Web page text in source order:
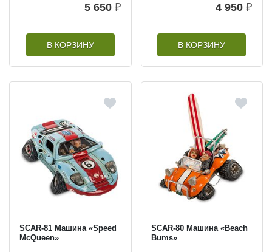
5 650 ₽
В КОРЗИНУ
4 950 ₽
В КОРЗИНУ
SCAR-81 Машина «Speed
McQueen»
SCAR-80 Машина «Beach
Bums»